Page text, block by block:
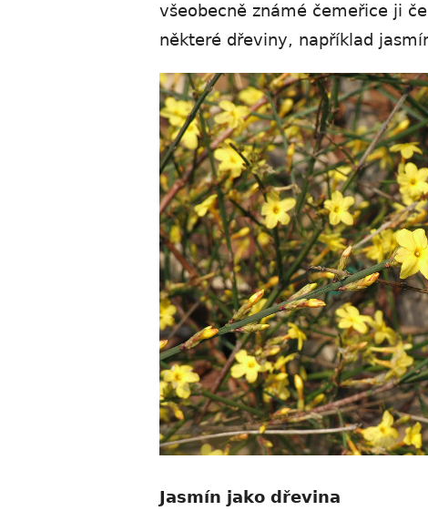
všeobecně známé čemeřice ji
některé dřeviny, například
Jasmín jako dřevina